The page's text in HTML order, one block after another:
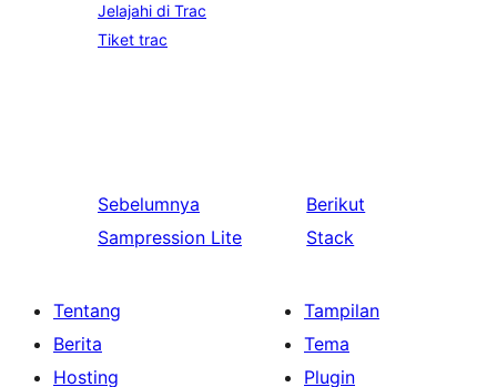
Jelajahi di Trac
Tiket trac
Sebelumnya
Sampression Lite
Berikut
Stack
Tentang
Berita
Hosting
Tampilan
Tema
Plugin